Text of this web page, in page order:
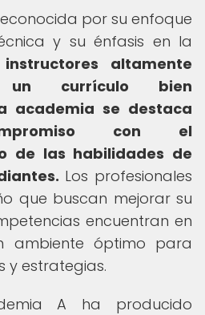
por su enfoque
y su énfasis en la
instructores altamente
currículo bien
academia se destaca
con el
de las habilidades de
Los profesionales
que buscan mejorar su
encuentran en
ambiente óptimo para
y estrategias.
A ha producido